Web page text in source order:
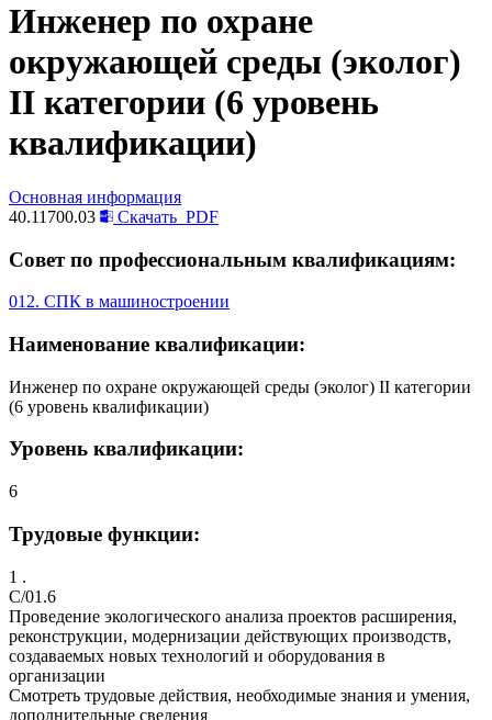
Инженер по охране
окружающей среды (эколог)
II категории (6 уровень
квалификации)
Основная информация
40.11700.03
Скачать PDF
Совет по профессиональным квалификациям:
012. СПК в машиностроении
Наименование квалификации:
Инженер по охране окружающей среды (эколог) II категории
(6 уровень квалификации)
Уровень квалификации:
6
Трудовые функции:
1 .
C/01.6
Проведение экологического анализа проектов расширения,
реконструкции, модернизации действующих производств,
создаваемых новых технологий и оборудования в
организации
Смотреть трудовые действия, необходимые знания и умения,
дополнительные сведения